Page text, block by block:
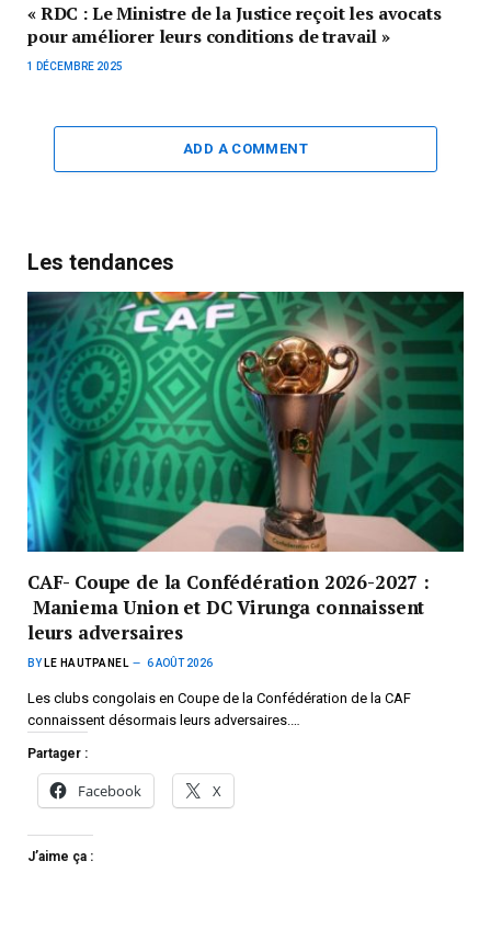
« RDC : Le Ministre de la Justice reçoit les avocats
pour améliorer leurs conditions de travail »
1 DÉCEMBRE 2025
ADD A COMMENT
Les tendances
CAF- Coupe de la Confédération 2026-2027 :
Maniema Union et DC Virunga connaissent
leurs adversaires
BY LE HAUTPANEL 6 AOÛT 2026
Les clubs congolais en Coupe de la Confédération de la CAF
connaissent désormais leurs adversaires.…
Partager :
Facebook X
J’aime ça :